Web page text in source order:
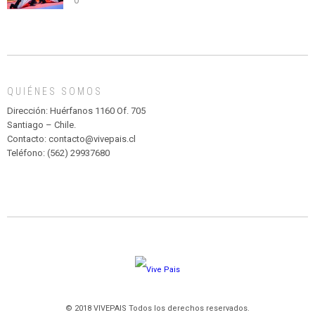
abuso”
Y
MADAGASCAR
PARQUE
HURATDO
QUIÉNES SOMOS
Dirección: Huérfanos 1160 Of. 705
Santiago – Chile.
Contacto: contacto@vivepais.cl
Teléfono: (562) 29937680
© 2018 VIVEPAIS Todos los derechos reservados.